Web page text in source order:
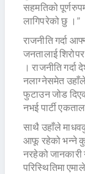
सहमतिको
लागिपरेको छु ।”
राजनीति गर्दा
जनतालाई
। राजनीति
नलाग्नेसमेत उहाँले
फुटाउन जोड
नभई पार्टी
साथै उहाँले
आफू रहेको भन्ने
नरहेको
परिस्थितिमा